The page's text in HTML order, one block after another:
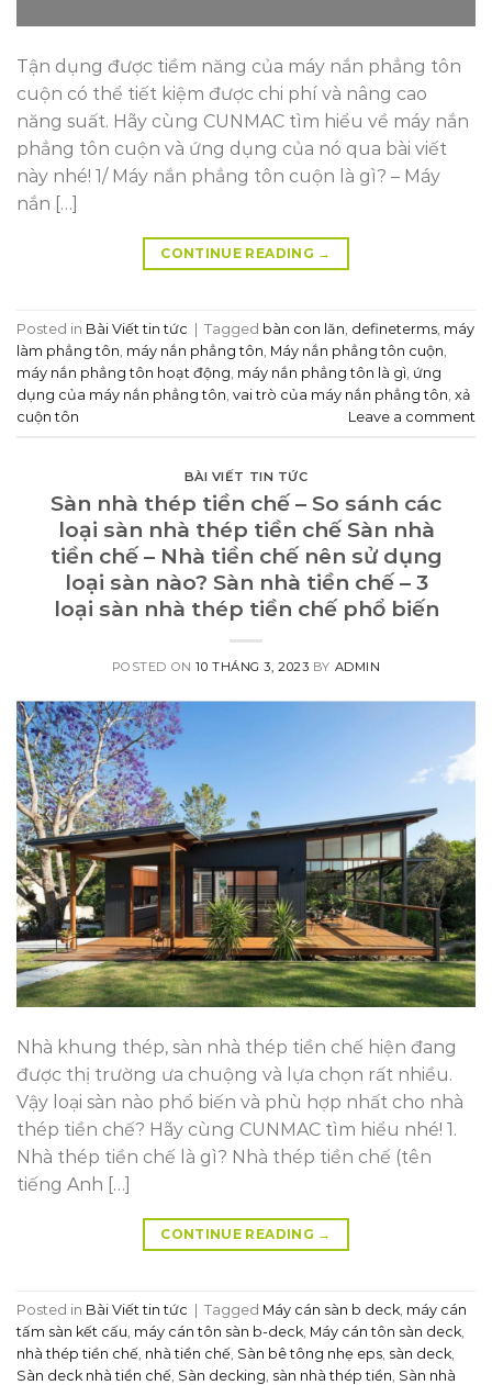
Tận dụng được tiềm năng của máy nắn phẳng tôn
cuộn có thể tiết kiệm được chi phí và nâng cao
năng suất. Hãy cùng CUNMAC tìm hiểu về máy nắn
phẳng tôn cuộn và ứng dụng của nó qua bài viết
này nhé! 1/ Máy nắn phẳng tôn cuộn là gì? – Máy
nắn […]
CONTINUE READING →
Posted in Bài Viết tin tức | Tagged bàn con lăn defineterms máy
làm phẳng tôn máy nắn phẳng tôn Máy nắn phẳng tôn cuộn
máy nắn phẳng tôn hoạt động máy nắn phẳng tôn là gì ứng
dụng của máy nắn phẳng tôn vai trò của máy nắn phẳng tôn xả
cuộn tôn
Leave a comment
BÀI VIẾT TIN TỨC
Sàn nhà thép tiền chế – So sánh các
loại sàn nhà thép tiền chế Sàn nhà
tiền chế – Nhà tiền chế nên sử dụng
loại sàn nào? Sàn nhà tiền chế – 3
loại sàn nhà thép tiền chế phổ biến
POSTED ON10 THÁNG 3, 2023 BY ADMIN
Nhà khung thép, sàn nhà thép tiền chế hiện đang
được thị trường ưa chuộng và lựa chọn rất nhiều.
Vậy loại sàn nào phổ biến và phù hợp nhất cho nhà
thép tiền chế? Hãy cùng CUNMAC tìm hiểu nhé! 1.
Nhà thép tiền chế là gì? Nhà thép tiền chế (tên
tiếng Anh […]
CONTINUE READING →
Posted in Bài Viết tin tức | Tagged Máy cán sàn b deck máy cán
tấm sàn kết cấu máy cán tôn sàn b-deck Máy cán tôn sàn deck
nhà thép tiền chế nhà tiền chế Sàn bê tông nhẹ eps sàn deck
Sàn deck nhà tiền chế Sàn decking sàn nhà thép tiền Sàn nhà